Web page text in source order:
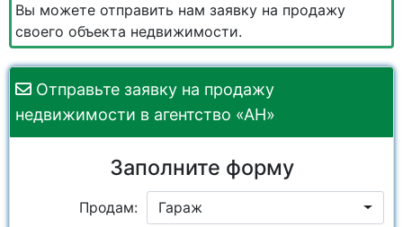
Вы можете отправить нам заявку на продажу
своего объекта недвижимости.
Отправьте заявку на продажу
недвижимости в агентство «АН»
Заполните форму
Продам: Гараж